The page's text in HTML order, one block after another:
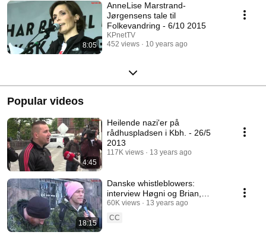
8:05
AnneLise Marstrand-
Jørgensens tale til
Folkevandring - 6/10 2015
KPnetTV
452 views
10 years ago
Popular videos
4:45
Heilende nazi'er på
rådhuspladsen i Kbh. - 26/5
2013
117K views 13 years ago
18:15
Danske whistleblowers:
interview Høgni og Brian,
tidligere udsendte soldater -
5/4 2013
60K views
13 years ago
CC